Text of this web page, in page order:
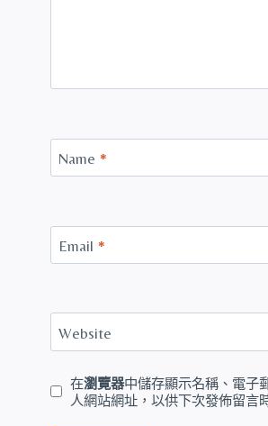
Name *
Email *
Website
在瀏覽器中儲存顯示名稱、電子
人網站網址，以供下次發佈留言